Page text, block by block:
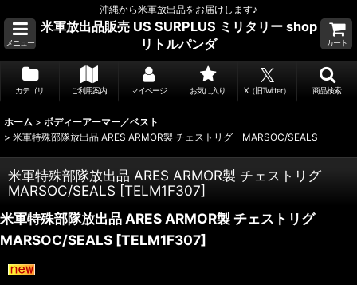
沖縄から米軍放出品をお届けします♪
メニュー
米軍放出品販売 US SURPLUS ミリタリー shop
リトルパンダ
カート
カテゴリ ご利用案内 マイページ お気に入り X（旧Twitter） 商品検索
ホーム > ボディーアーマー／ベスト
> 米軍特殊部隊放出品 ARES ARMOR製 チェストリグ MARSOC/SEALS
米軍特殊部隊放出品 ARES ARMOR製 チェストリグ
MARSOC/SEALS [TELM1F307]
米軍特殊部隊放出品 ARES ARMOR製 チェストリグ
MARSOC/SEALS [TELM1F307]